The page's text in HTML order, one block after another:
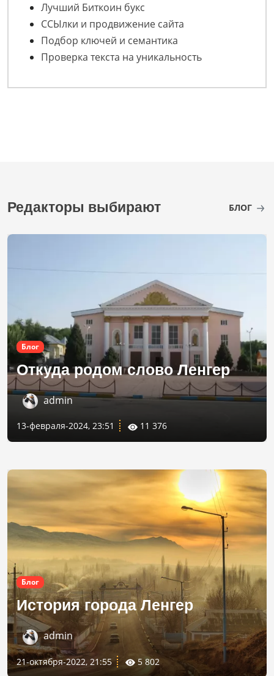
Лучший Биткоин букс
ССЫлки и продвижение сайта
Подбор ключей и семантика
Проверка текста на уникальность
Редакторы выбирают БЛОГ
Блог
Откуда родом слово Ленгер
admin
13-февраля-2024, 23:51 11 376
Блог
История города Ленгер
admin
21-октября-2022, 21:55 5 802